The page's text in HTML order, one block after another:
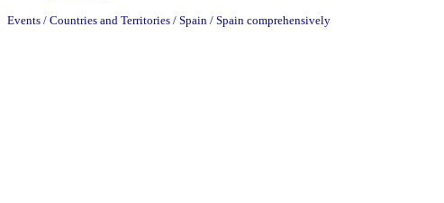
Events / Countries and Territories / Spain / Spain comprehensively